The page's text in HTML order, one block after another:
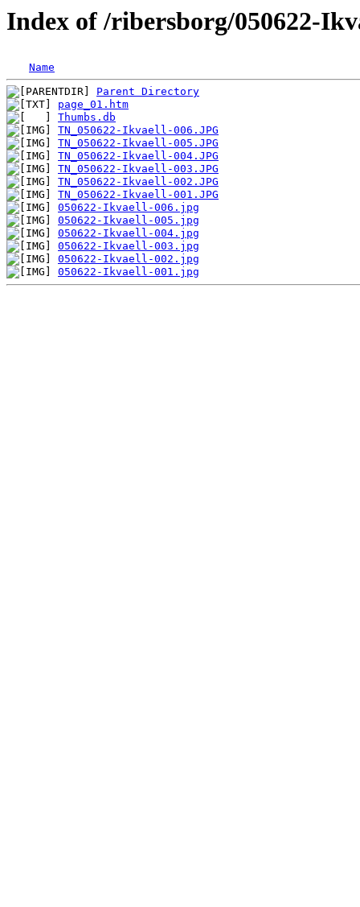
Index of /ribersborg/050622-
Name
Parent Directory
page_01.htm
Thumbs.db
TN_050622-Ikvaell-006.JPG
TN_050622-Ikvaell-005.JPG
TN_050622-Ikvaell-004.JPG
TN_050622-Ikvaell-003.JPG
TN_050622-Ikvaell-002.JPG
TN_050622-Ikvaell-001.JPG
050622-Ikvaell-006.jpg
050622-Ikvaell-005.jpg
050622-Ikvaell-004.jpg
050622-Ikvaell-003.jpg
050622-Ikvaell-002.jpg
050622-Ikvaell-001.jpg